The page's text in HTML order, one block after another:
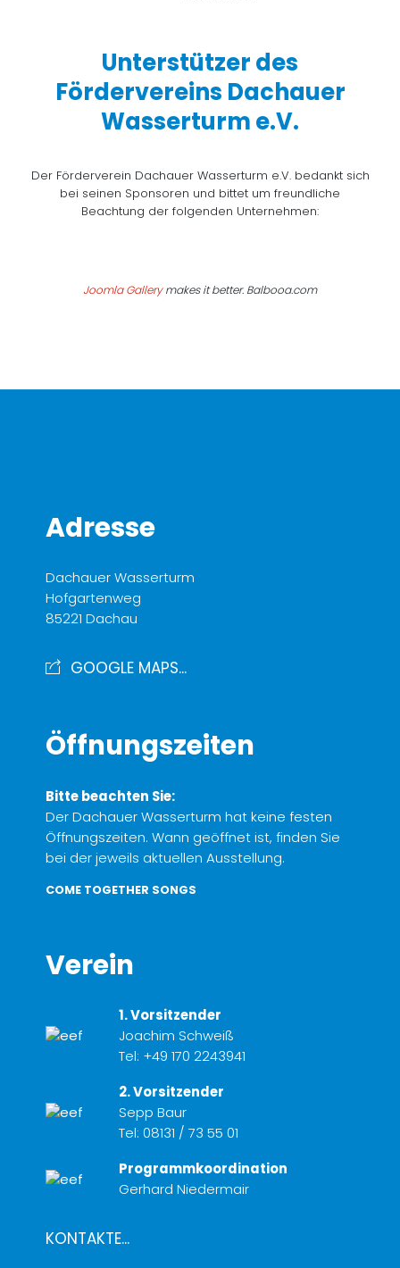
Unterstützer des
Fördervereins Dachauer
Wasserturm e.V.
Der Förderverein Dachauer Wasserturm e.V. bedankt sich
bei seinen Sponsoren und bittet um freundliche
Beachtung der folgenden Unternehmen:
Joomla Gallerymakes it better. Balbooa.com
Adresse
Dachauer Wasserturm
Hofgartenweg
85221 Dachau
GOOGLE MAPS...
Öffnungszeiten
Bitte beachten Sie:
Der Dachauer Wasserturm hat keine festen
Öffnungszeiten. Wann geöffnet ist, finden Sie
bei der jeweils aktuellen Ausstellung.
COME TOGETHER SONGS
Verein
1. Vorsitzender
Joachim Schweiß
Tel: +49 170 2243941
2. Vorsitzender
Sepp Baur
Tel: 08131 / 73 55 01
Programmkoordination
Gerhard Niedermair
KONTAKTE...